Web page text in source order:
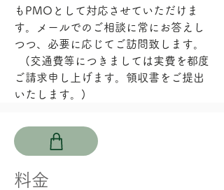
もPMOとして対応させていただけま
す。メールでのご相談に常にお答えし
つつ、必要に応じてご訪問致します。
(交通費等につきましては実費を都度
ご請求申し上げます。領収書をご提出
いたします。)
​料金